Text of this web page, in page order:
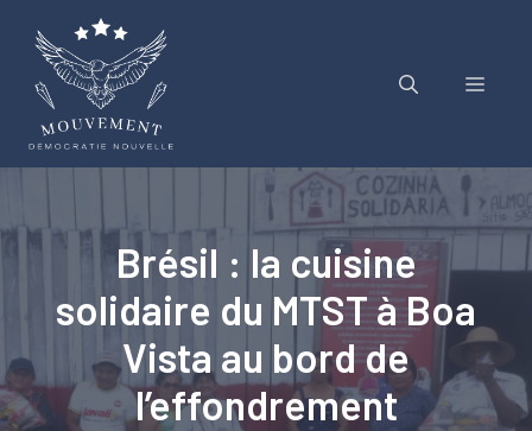
contenu
Menu
Brésil : la cuisine
solidaire du MTST à Boa
Vista au bord de
l’effondrement